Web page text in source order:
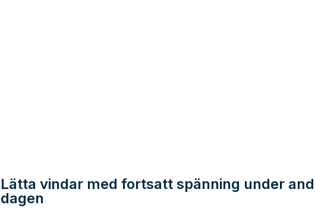
Lätta vindar med fortsatt spänning under
dagen